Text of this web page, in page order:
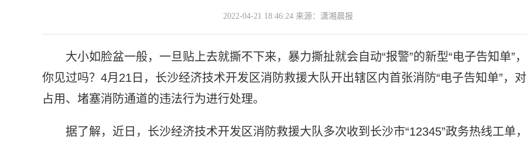
2022-04-21 18:46:24 来源：潇湘晨报
大小如脸盆一般，一旦贴上去就撕不下来，暴力撕扯就会自动“报警”的新型“电子告知单”，
你见过吗？4月21日，长沙经济技术开发区消防救援大队开出辖区内首张消防“电子告知单”，对
占用、堵塞消防通道的违法行为进行处理。
据了解，近日，长沙经济技术开发区消防救援大队多次收到长沙市“12345”政务热线工单，